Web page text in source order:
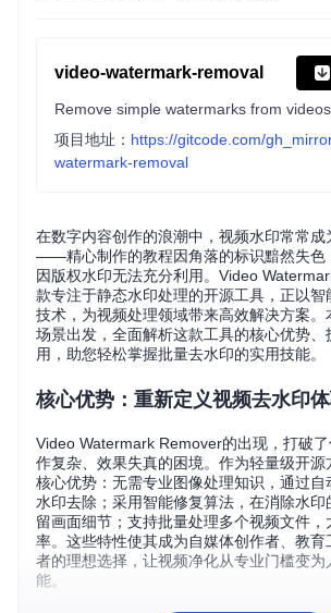
video-watermark-removal
项目地址： https://gitcode.com/
watermark-removal
在数字内容创作的浪潮中，视频水印常常成
——精心制作的教程因角落的标识黯然失色
因版权水印无法充分利用。Video
款专注于静态水印处理的开源工具，正以智
技术，为视频处理领域带来高效解决方案。
场景出发，全面解析这款工具的核心优势、
用，助您轻松掌握批量去水印的实用技能。
核心优势：重新定义视频去水印
Video Watermark Remover的出现，打破
作复杂、效果失真的困境。作为轻量级开源
核心优势：无需专业图像处理知识，通过自
水印去除；采用智能修复算法，在消除水印
留画面细节；支持批量处理多个视频文件，
率。这些特性使其成为自媒体创作者、教育
者的理想选择，让视频净化从专业门槛变为
能。